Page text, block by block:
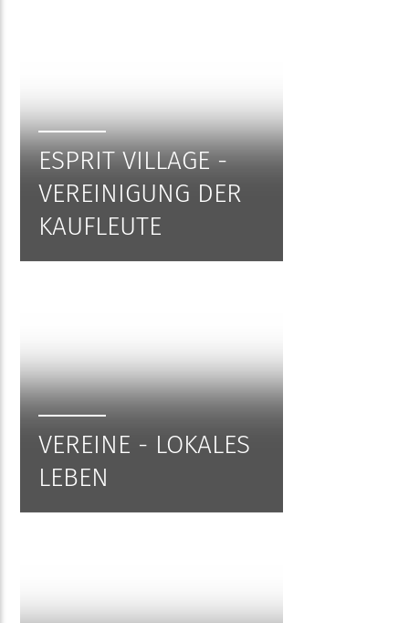
ESPRIT VILLAGE -
VEREINIGUNG DER
KAUFLEUTE
VEREINE - LOKALES
LEBEN